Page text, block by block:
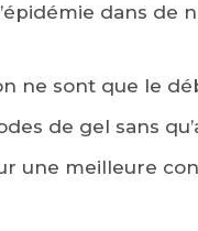
dans de
ne sont que le
de gel sans
une meilleure